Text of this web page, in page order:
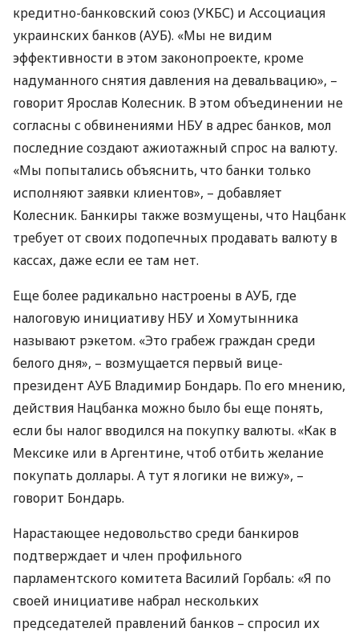
кредитно-банковский союз (УКБС) и Ассоциация
украинских банков (АУБ). «Мы не видим
эффективности в этом законопроекте, кроме
надуманного снятия давления на девальвацию», –
говорит Ярослав Колесник. В этом объединении не
согласны с обвинениями НБУ в адрес банков, мол
последние создают ажиотажный спрос на валюту.
«Мы попытались объяснить, что банки только
исполняют заявки клиентов», – добавляет
Колесник. Банкиры также возмущены, что Нацбанк
требует от своих подопечных продавать валюту в
кассах, даже если ее там нет.
Еще более радикально настроены вАУБ, где
налоговую инициативу НБУ и Хомутынника
называют рэкетом. «Это грабеж граждан среди
белого дня», – возмущается первый вице-
президент АУБ Владимир Бондарь. По его мнению,
действия Нацбанка можно было бы еще понять,
если бы налог вводился на покупку валюты. «Как в
Мексике или в Аргентине, чтоб отбить желание
покупать доллары. А тут я логики не вижу», –
говорит Бондарь.
Нарастающее недовольство среди банкиров
подтверждает и член профильного
парламентского комитета Василий Горбаль: «Я по
своей инициативе набрал нескольких
председателей правлений банков – спросил их